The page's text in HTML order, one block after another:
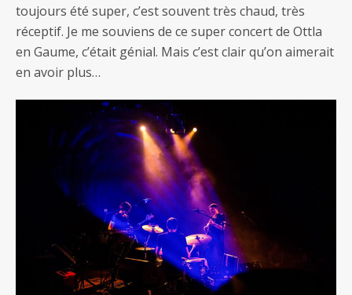
toujours été super, c’est souvent très chaud, très
réceptif. Je me souviens de ce super concert de Ottla
en Gaume, c’était génial. Mais c’est clair qu’on aimerait
en avoir plus…